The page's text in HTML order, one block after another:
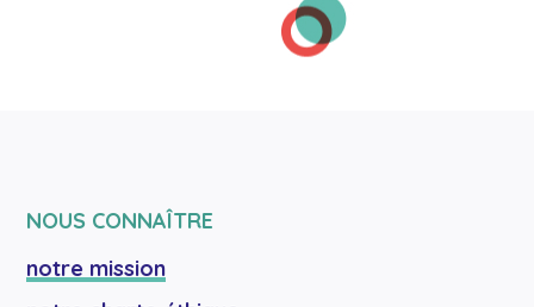
NOUS CONNAÎTRE
notre mission